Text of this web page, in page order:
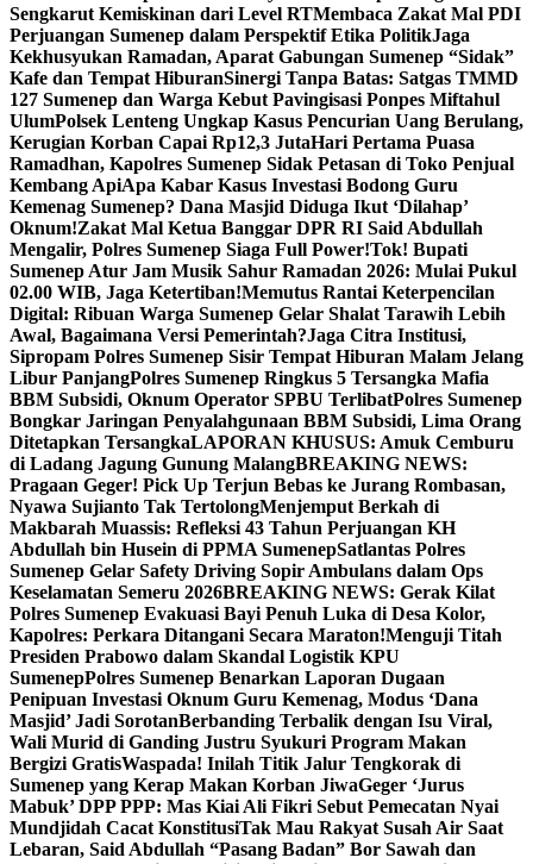
Sengkarut Kemiskinan dari Level RTMembaca Zakat Mal PDI
Perjuangan Sumenep dalam Perspektif Etika PolitikJaga
Kekhusyukan Ramadan, Aparat Gabungan Sumenep “Sidak”
Kafe dan Tempat HiburanSinergi Tanpa Batas: Satgas TMMD
127 Sumenep dan Warga Kebut Pavingisasi Ponpes Miftahul
UlumPolsek Lenteng Ungkap Kasus Pencurian Uang Berulang,
Kerugian Korban Capai Rp12,3 JutaHari Pertama Puasa
Ramadhan, Kapolres Sumenep Sidak Petasan di Toko Penjual
Kembang ApiApa Kabar Kasus Investasi Bodong Guru
Kemenag Sumenep? Dana Masjid Diduga Ikut ‘Dilahap’
Oknum!Zakat Mal Ketua Banggar DPR RI Said Abdullah
Mengalir, Polres Sumenep Siaga Full Power!Tok! Bupati
Sumenep Atur Jam Musik Sahur Ramadan 2026: Mulai Pukul
02.00 WIB, Jaga Ketertiban!Memutus Rantai Keterpencilan
Digital: Ribuan Warga Sumenep Gelar Shalat Tarawih Lebih
Awal, Bagaimana Versi Pemerintah?Jaga Citra Institusi,
Sipropam Polres Sumenep Sisir Tempat Hiburan Malam Jelang
Libur PanjangPolres Sumenep Ringkus 5 Tersangka Mafia
BBM Subsidi, Oknum Operator SPBU TerlibatPolres Sumenep
Bongkar Jaringan Penyalahgunaan BBM Subsidi, Lima Orang
Ditetapkan TersangkaLAPORAN KHUSUS: Amuk Cemburu
di Ladang Jagung Gunung MalangBREAKING NEWS:
Pragaan Geger! Pick Up Terjun Bebas ke Jurang Rombasan,
Nyawa Sujianto Tak TertolongMenjemput Berkah di
Makbarah Muassis: Refleksi 43 Tahun Perjuangan KH
Abdullah bin Husein di PPMA SumenepSatlantas Polres
Sumenep Gelar Safety Driving Sopir Ambulans dalam Ops
Keselamatan Semeru 2026BREAKING NEWS: Gerak Kilat
Polres Sumenep Evakuasi Bayi Penuh Luka di Desa Kolor,
Kapolres: Perkara Ditangani Secara Maraton!Menguji Titah
Presiden Prabowo dalam Skandal Logistik KPU
SumenepPolres Sumenep Benarkan Laporan Dugaan
Penipuan Investasi Oknum Guru Kemenag, Modus ‘Dana
Masjid’ Jadi SorotanBerbanding Terbalik dengan Isu Viral,
Wali Murid di Ganding Justru Syukuri Program Makan
Bergizi GratisWaspada! Inilah Titik Jalur Tengkorak di
Sumenep yang Kerap Makan Korban JiwaGeger ‘Jurus
Mabuk’ DPP PPP: Mas Kiai Ali Fikri Sebut Pemecatan Nyai
Mundjidah Cacat KonstitusiTak Mau Rakyat Susah Air Saat
Lebaran, Said Abdullah “Pasang Badan” Bor Sawah dan